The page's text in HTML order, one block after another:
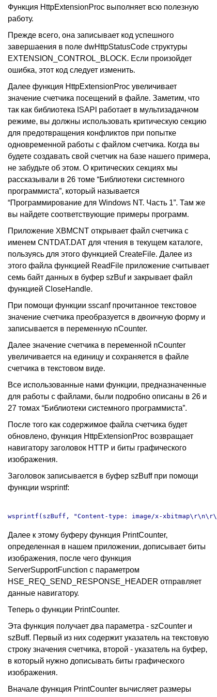
Функция HttpExtensionProc выполняет всю полезную
работу.
Прежде всего, она записывает код успешного
завершаения в поле dwHttpStatusCode структуры
EXTENSION_CONTROL_BLOCK. Если произойдет
ошибка, этот код следует изменить.
Далее функция HttpExtensionProc увеличивает
значение счетчика посещений в файле. Заметим, что
так как библиотека ISAPI работает в мультизадачном
режиме, вы должны использовать критическую секцию
для предотвращения конфликтов при попытке
одновременной работы с файлом счетчика. Когда вы
будете создавать свой счетчик на базе нашего примера,
не забудьте об этом. О критических секциях мы
рассказывали в 26 томе “Библиотеки системного
программиста”, который называется
“Программирование для Windows NT. Часть 1”. Там же
вы найдете соответствующие примеры программ.
Приложение XBMCNT открывает файл счетчика с
именем CNTDAT.DAT для чтения в текущем каталоге,
пользуясь для этого функцией CreateFile. Далее из
этого файла функцией ReadFile приложение считывает
семь байт данных в буфер szBuf и закрывает файл
функцией CloseHandle.
При помощи функции sscanf прочитанное текстовое
значение счетчика преобразуется в двоичную форму и
записывается в переменную nCounter.
Далее значение счетчика в переменной nCounter
увеличивается на единицу и сохраняется в файле
счетчика в текстовом виде.
Все использованные нами функции, предназначенные
для работы с файлами, были подробно описаны в 26 и
27 томах “Библиотеки системного программиста”.
После того как содержимое файла счетчика будет
обновлено, функция HttpExtensionProc возвращает
навигатору заголовок HTTP и биты графического
изображения.
Заголовок записывается в буфер szBuff при помощи
функции wsprintf:
Далее к этому буферу функция PrintCounter,
определенная в нашем приложении, дописывает биты
изображения, после чего функция
ServerSupportFunction с параметром
HSE_REQ_SEND_RESPONSE_HEADER отправляет
данные навигатору.
Теперь о функции PrintCounter.
Эта функция получает два параметра - szCounter и
szBuff. Первый из них содержит указатель на текстовую
строку значения счетчика, второй - указатель на буфер,
в который нужно дописывать биты графического
изображения.
Вначале функция PrintCounter вычисляет размеры